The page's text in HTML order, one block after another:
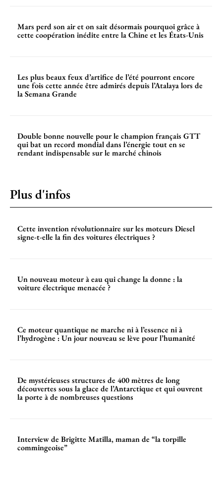
Mars perd son air et on sait désormais pourquoi grâce à
cette coopération inédite entre la Chine et les États-Unis
Les plus beaux feux d’artifice de l’été pourront encore
une fois cette année être admirés depuis l’Atalaya lors de
la Semana Grande
Double bonne nouvelle pour le champion français GTT
qui bat un record mondial dans l’énergie tout en se
rendant indispensable sur le marché chinois
Plus d'infos
Cette invention révolutionnaire sur les moteurs Diesel
signe-t-elle la fin des voitures électriques ?
Un nouveau moteur à eau qui change la donne : la
voiture électrique menacée ?
Ce moteur quantique ne marche ni à l’essence ni à
l’hydrogène : Un jour nouveau se lève pour l’humanité
De mystérieuses structures de 400 mètres de long
découvertes sous la glace de l’Antarctique et qui ouvrent
la porte à de nombreuses questions
Interview de Brigitte Matilla, maman de “la torpille
commingeoise”